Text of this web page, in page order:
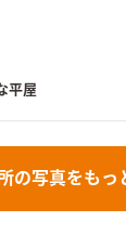
平屋
の写真をもっ